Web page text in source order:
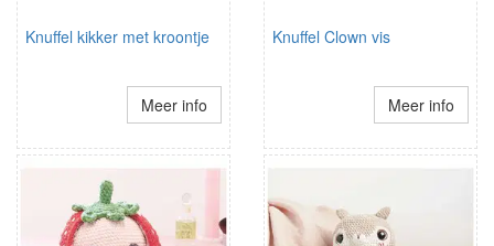
Knuffel kikker met kroontje
Meer info
Knuffel Clown vis
Meer info